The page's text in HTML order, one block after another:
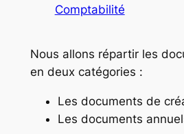
Comptabilité
Nous allons répartir les
en deux catégories :
Les documents de
Les documents